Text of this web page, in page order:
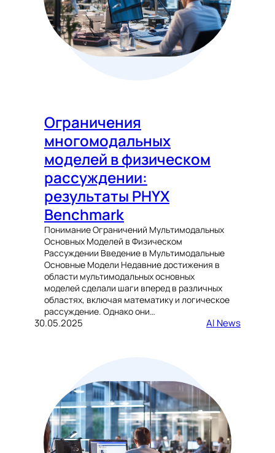
Ограничения
многомодальных
моделей в физическом
рассуждении:
результаты PHYX
Benchmark
Понимание Ограничений Мультимодальных
Основных Моделей в Физическом
Рассуждении Введение в Мультимодальные
Основные Модели Недавние достижения в
области мультимодальных основных
моделей сделали шаги вперед в различных
областях, включая математику и логическое
рассуждение. Однако они…
30.05.2025 AI News